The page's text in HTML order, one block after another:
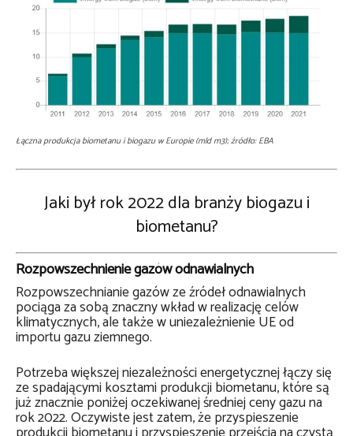
Łączna produkcja biometanu i biogazu w Europie (mld m3); źródło: EBA
Jaki był rok 2022 dla branży biogazu i
biometanu?
Rozpowszechnienie gazów odnawialnych
Rozpowszechnianie gazów ze źródeł odnawialnych
pociąga za sobą znaczny wkład w realizację celów
klimatycznych, ale także w uniezależnienie UE od
importu gazu ziemnego.
Potrzeba większej niezależności energetycznej łączy się
ze spadającymi kosztami produkcji biometanu, które są
już znacznie poniżej oczekiwanej średniej ceny gazu na
rok 2022. Oczywiste jest zatem, że przyspieszenie